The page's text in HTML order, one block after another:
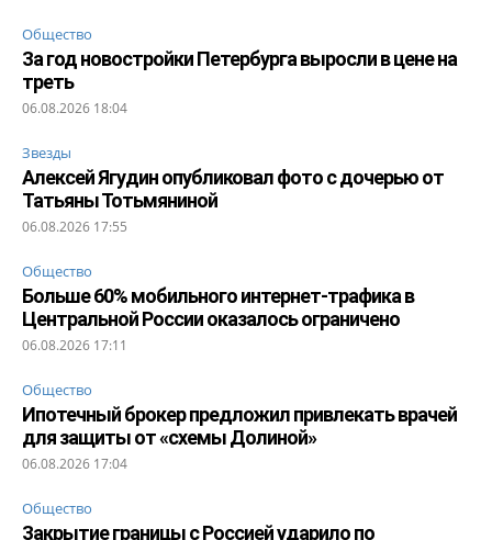
Общество
За год новостройки Петербурга выросли в цене на
треть
06.08.2026 18:04
Звезды
Алексей Ягудин опубликовал фото с дочерью от
Татьяны Тотьмяниной
06.08.2026 17:55
Общество
Больше 60% мобильного интернет-трафика в
Центральной России оказалось ограничено
06.08.2026 17:11
Общество
Ипотечный брокер предложил привлекать врачей
для защиты от «схемы Долиной»
06.08.2026 17:04
Общество
Закрытие границы с Россией ударило по